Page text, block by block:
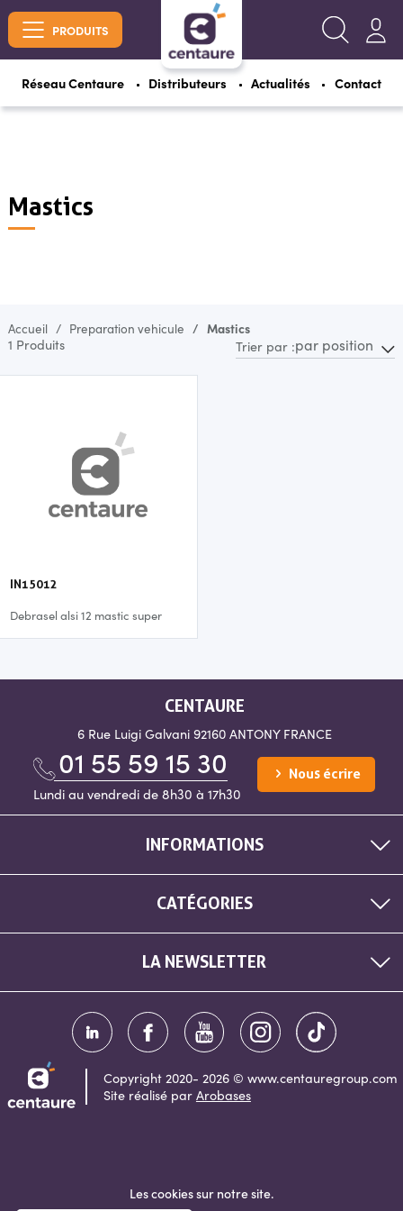
PRODUITS
Réseau Centaure Distributeurs Actualités Contact
Mastics
Accueil Preparation vehicule
Mastics
1 Produits
Trier par :par position
IN15012
Debrasel alsi 12 mastic super
CENTAURE
6 Rue Luigi Galvani 92160 ANTONY FRANCE
01 55 59 15 30
Lundi au vendredi de 8h30 à 17h30
Nous écrire
INFORMATIONS
CATÉGORIES
LA NEWSLETTER
Copyright 2020- 2026 © www.centauregroup.com
Site réalisé par Arobases
Les cookies sur notre site.